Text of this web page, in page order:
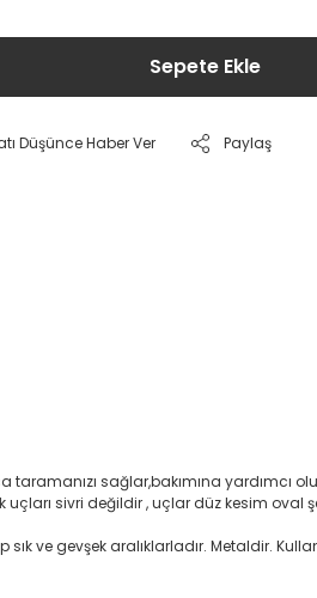
Sepete Ekle
Düşünce Haber Ver Paylaş
taramanızı sağlar,bakımına yardımcı
uçları sivri değildir , uçlar düz kesim oval
ve gevşek aralıklarladır. Metaldir.